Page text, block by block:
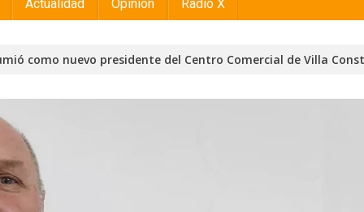
Actualidad Opinión Radio X
como nuevo presidente del Centro Comercial de Villa